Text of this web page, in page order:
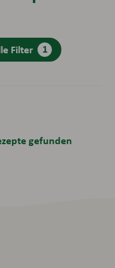
Filter 1Filter aktiv
gefunden